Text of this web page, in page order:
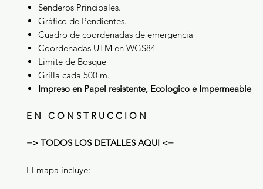
Senderos Principales.
Gráfico de Pendientes.
Cuadro de coordenadas de emergencia
Coordenadas UTM en WGS84
Limite de Bosque
Grilla cada 500 m.
Impreso en Papel resistente, Ecologico e Impermeable
E N C O N S T R U C C I O N
=> TODOS LOS DETALLES AQUI <=
El mapa incluye: